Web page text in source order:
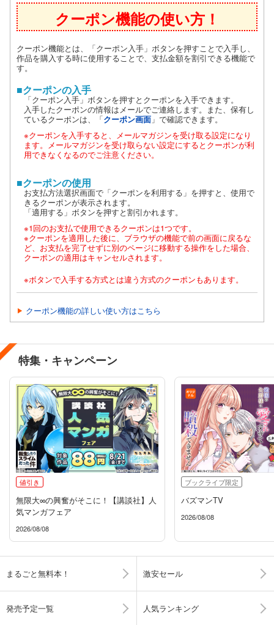
クーポン機能の使い方！
クーポン機能とは、「クーポン入手」ボタンを押すことで入手し、
作品を購入する時に使用することで、支払金額を割引できる機能で
す。
■クーポンの入手
「クーポン入手」ボタンを押すとクーポンを入手できます。
入手したクーポンの情報はメールでご連絡します。また、保有し
ているクーポンは、「クーポン画面」で確認できます。
※クーポンを入手すると、メールマガジンを受け取る設定になり
ます。メールマガジンを受け取らない設定にするとクーポンが利
用できなくなるのでご注意ください。
■クーポンの使用
お支払方法選択画面で「クーポンを利用する」を押すと、使用で
きるクーポンが表示されます。
「適用する」ボタンを押すと割引かれます。
※1回のお支払で使用できるクーポンは1つです。
※クーポンを適用した後に、ブラウザの機能で前の画面に戻るな
ど、お支払を完了せずに別のページに移動する操作をした場合、
クーポンの適用はキャンセルされます。
※ボタンで入手する方式とは違う方式のクーポンもあります。
クーポン機能の詳しい使い方はこちら
特集・キャンペーン
値引き
無限大∞の興奮がそこに！【講談社】人
気マンガフェア
2026/08/08
ブックライブ限定
バズマンTV
2026/08/08
まるごと無料本！ 激安セール
発売予定一覧 人気ランキング